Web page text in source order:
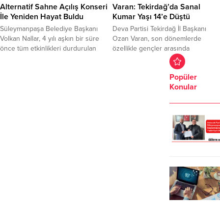
deneyimlerini paylaşacak.
<span;>Program sırasında
sanatseverlerin ve fotoğraf
tutkunlarının...
Alternatif Sahne Açılış Konseri
İle Yeniden Hayat Buldu
Süleymanpaşa Belediye Başkanı
Volkan Nallar, 4 yılı aşkın bir süre
önce tüm etkinlikleri durdurulan
Varan: Tekirdağ’da Sanal
Kumar Yaşı 14’e Düştü
Deva Partisi Tekirdağ İl Başkanı
Ozan Varan, son dönemlerde
özellikle gençler arasında
yaygınlaşan sanal kumar
bağımlılığına dikkat çekti.
Tekirdağ’da sanal kumar yaşının
14’e düştüğünü kaydeden
tuzağına düştüğünü belirtti Konuyla
ilgili yaptığı basın açıklamasında,
kumarın 1996 yılında yasaklandığını
Popüler
Konular